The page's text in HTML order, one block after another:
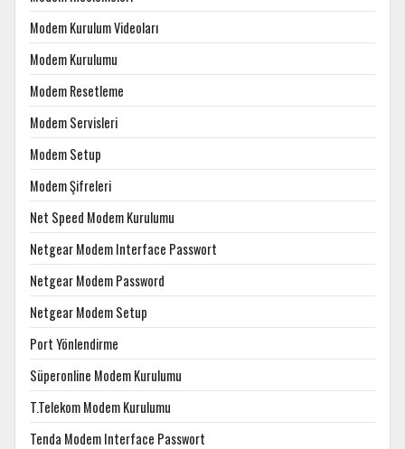
Modem Kurulum Videoları
Modem Kurulumu
Modem Resetleme
Modem Servisleri
Modem Setup
Modem Şifreleri
Net Speed Modem Kurulumu
Netgear Modem Interface Passwort
Netgear Modem Password
Netgear Modem Setup
Port Yönlendirme
Süperonline Modem Kurulumu
T.Telekom Modem Kurulumu
Tenda Modem Interface Passwort